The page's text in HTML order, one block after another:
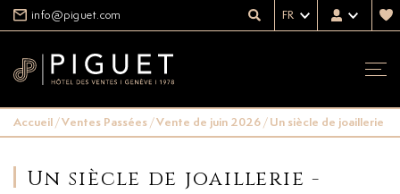
info@piguet.com FR
Accueil/Ventes Passées/Vente de juin 2026/Un siècle de joaillerie -
Un siècle de joaillerie -